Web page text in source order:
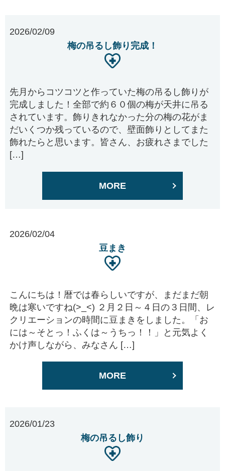
2026/02/09
梅の吊るし飾り完成！
先月からコツコツと作っていた梅の吊るし飾りが
完成しました！全部で約６０個の梅が天井に吊る
されています。飾りきれなかった分の梅の花がま
だいくつか残っているので、壁面飾りとしてまた
飾れたらと思います。皆さん、お疲れさまでした
[…]
MORE
2026/02/04
豆まき
こんにちは！暦では春らしいですが、まだまだ朝
晩は寒いですね(>_<) ２月２日～４日の３日間、レ
クリエーションの時間に豆まきをしました。「お
には～そとっ！ふくは～うちっ！！」と元気よく
かけ声しながら、みなさん […]
MORE
2026/01/23
梅の吊るし飾り